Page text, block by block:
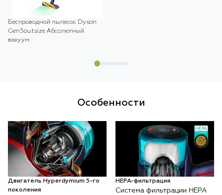
Беспроводной пылесос Dyson
Gen5outsize Абсолютный
вакуум
Особенности
Двигатель Hyperdymium 5-го
поколения
НЕРА-фильтрация
Система фильтрации HEPA